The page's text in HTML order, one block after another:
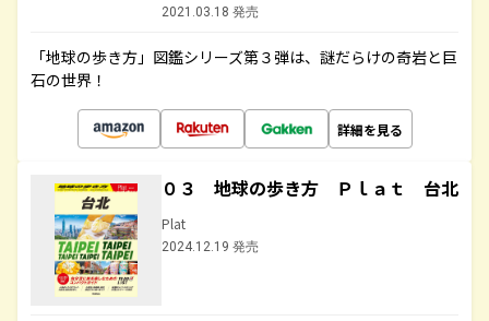
2021.03.18 発売
「地球の歩き方」図鑑シリーズ第３弾は、謎だらけの奇岩と巨
石の世界！
詳細を見る
０３ 地球の歩き方 Ｐｌａｔ 台北
Plat
2024.12.19 発売